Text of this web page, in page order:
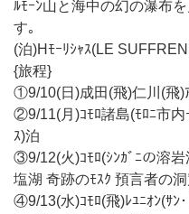
ﾙﾓｰﾝ山と海中の幻の瀑布
す｡
(泊)Hﾓｰﾘｼｬｽ(LE
{旅程}
①9/10(日)成田(飛)仁川(飛)
②9/11(月)ｺﾓﾛ諸島(ﾓﾛﾆ市内
ｽ)泊
③9/12(火)ｺﾓﾛ(ｼﾝｶﾞﾆの溶
塩湖 奇跡のﾓｽｸ 預言者の
④9/13(水)ｺﾓﾛ(飛)ﾚﾕﾆｵﾝ(ｻﾝ